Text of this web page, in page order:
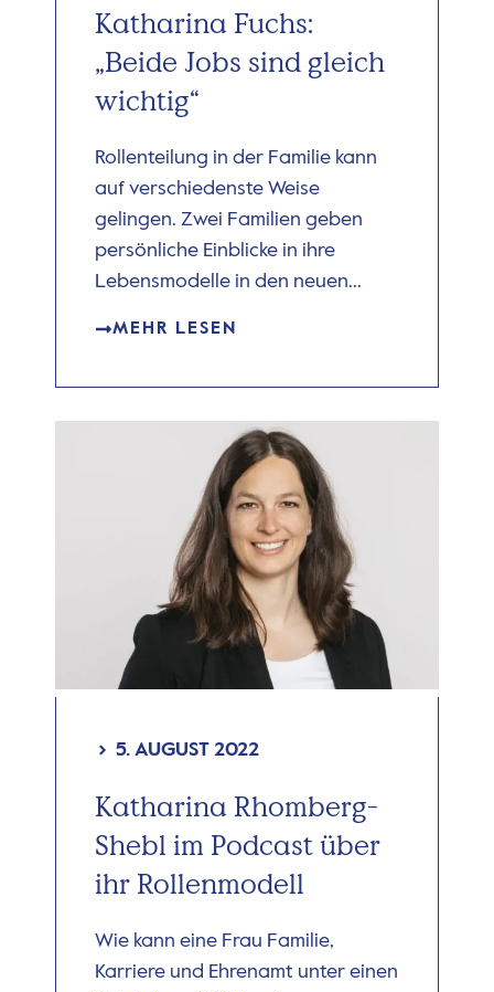
Katharina Fuchs:
„Beide Jobs sind gleich
wichtig“
Rollenteilung in der Familie kann
auf verschiedenste Weise
gelingen. Zwei Familien geben
persönliche Einblicke in ihre
Lebensmodelle in den neuen...
MEHR LESEN
5. AUGUST 2022
Katharina Rhomberg-
Shebl im Podcast über
ihr Rollenmodell
Wie kann eine Frau Familie,
Karriere und Ehrenamt unter einen